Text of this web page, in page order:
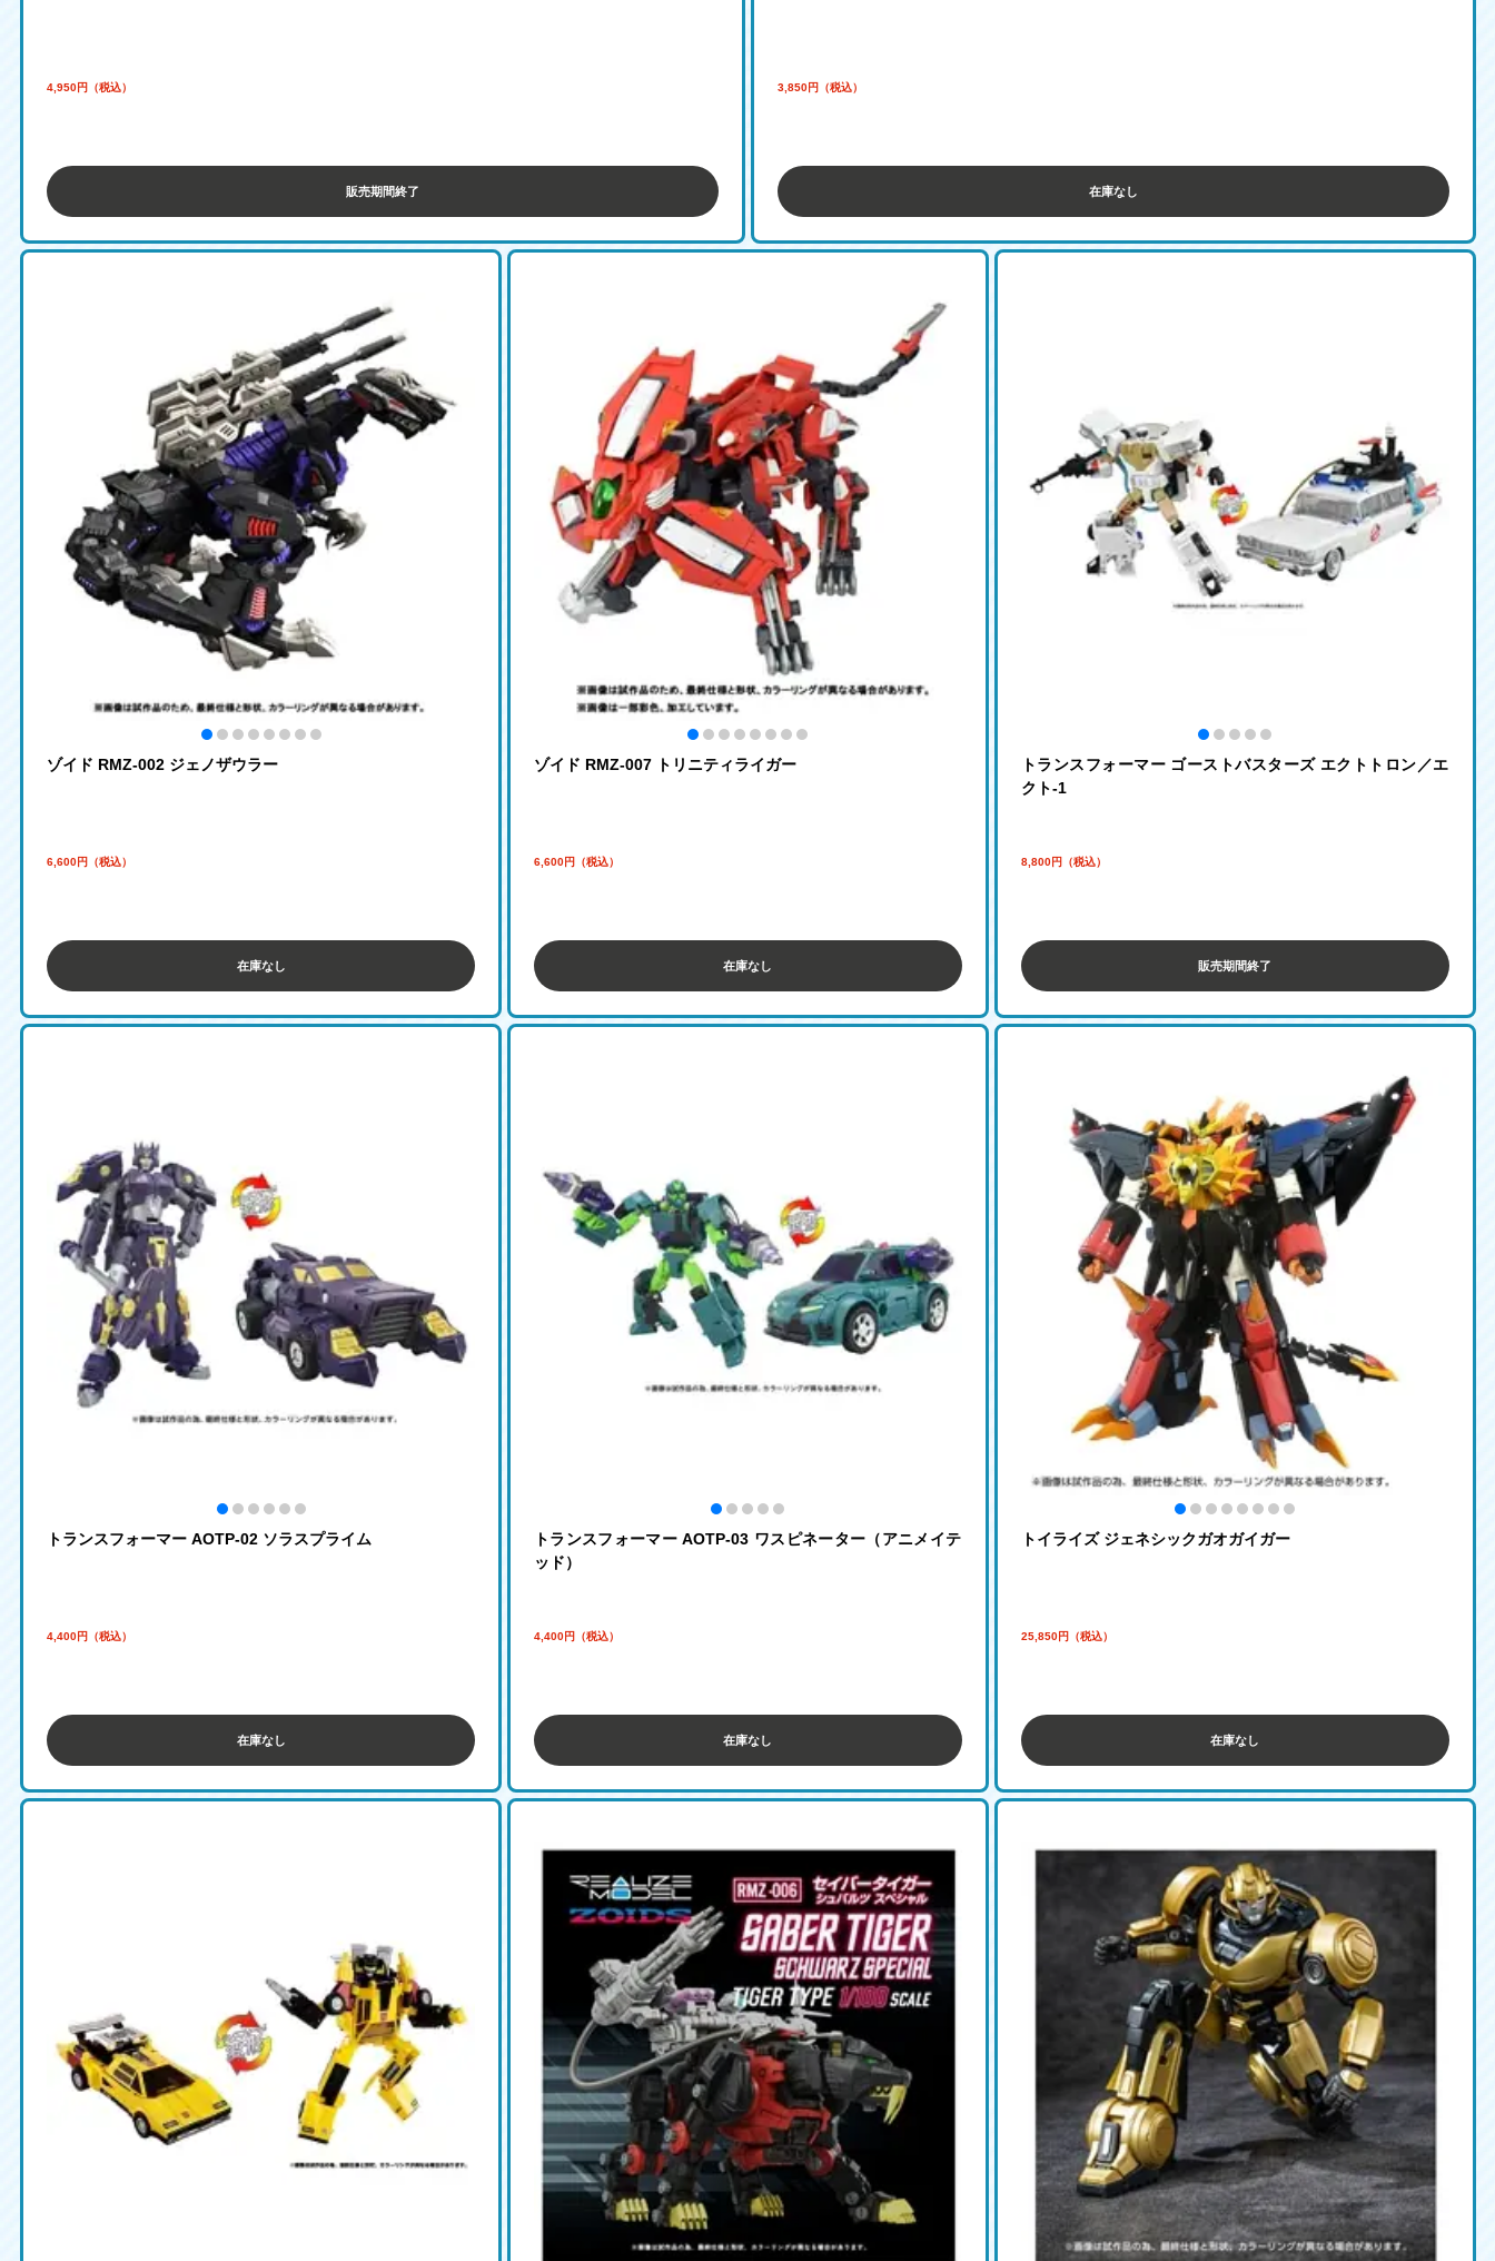
4,950円（税込）
販売期間終了
3,850円（税込）
在庫なし
ゾイド RMZ-002 ジェノザウラー
6,600円（税込）
在庫なし
ゾイド RMZ-007 トリニティライガー
6,600円（税込）
在庫なし
トランスフォーマー ゴーストバスターズ エクトトロン／エ
クト-1
8,800円（税込）
販売期間終了
トランスフォーマー AOTP-02 ソラスプライム
4,400円（税込）
在庫なし
トランスフォーマー AOTP-03 ワスピネーター（アニメイテ
ッド）
4,400円（税込）
在庫なし
トイライズ ジェネシックガオガイガー
25,850円（税込）
在庫なし